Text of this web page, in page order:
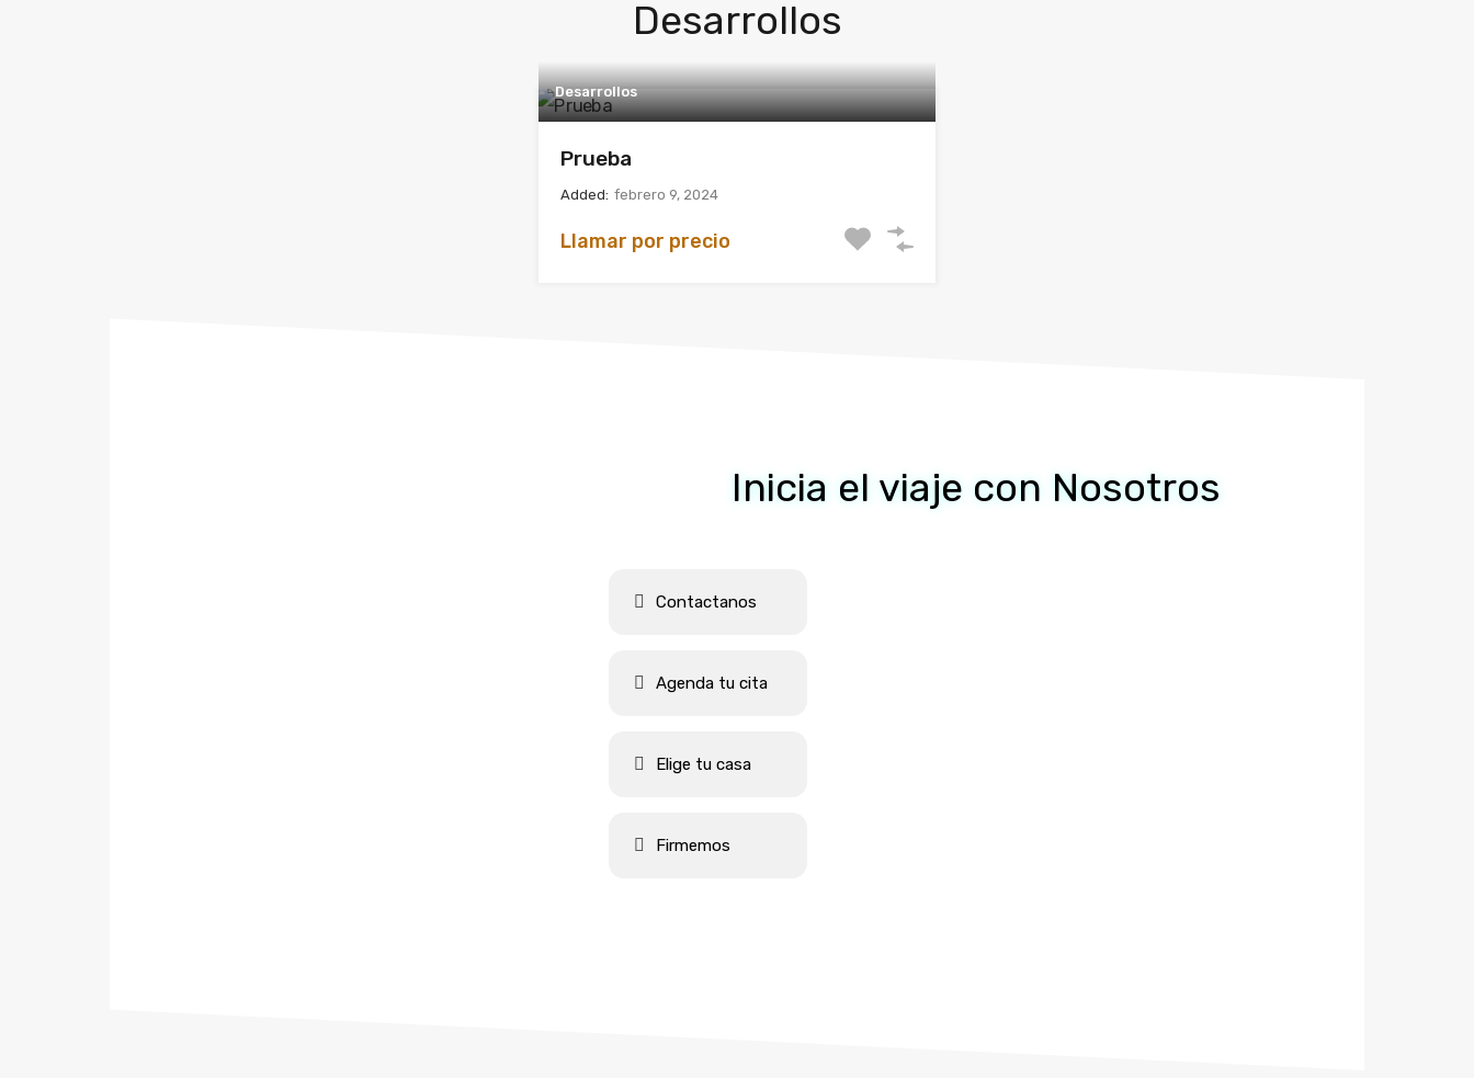
Desarrollos
Desarrollos
Prueba
Added: febrero 9, 2024
Llamar por precio
Inicia el viaje con Nosotros
Contactanos
Agenda tu cita
Elige tu casa
Firmemos